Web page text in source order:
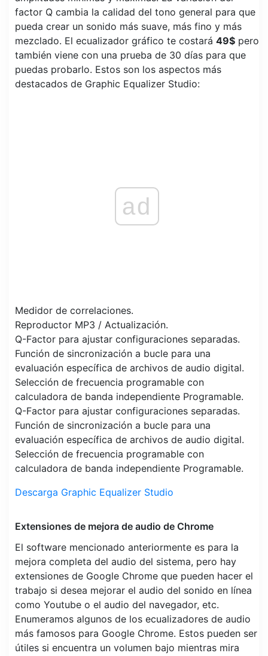
factor Q cambia la calidad del tono general para que
pueda crear un sonido más suave, más fino y más
mezclado. El ecualizador gráfico te costará 49$ pero
también viene con una prueba de 30 días para que
puedas probarlo. Estos son los aspectos más
destacados de Graphic Equalizer Studio:
ad
Medidor de correlaciones.
Reproductor MP3 / Actualización.
Q-Factor para ajustar configuraciones separadas.
Función de sincronización a bucle para una
evaluación específica de archivos de audio digital.
Selección de frecuencia programable con
calculadora de banda independiente Programable.
Q-Factor para ajustar configuraciones separadas.
Función de sincronización a bucle para una
evaluación específica de archivos de audio digital.
Selección de frecuencia programable con
calculadora de banda independiente Programable.
Descarga Graphic Equalizer Studio
Extensiones de mejora de audio de Chrome
El software mencionado anteriormente es para la
mejora completa del audio del sistema, pero hay
extensiones de Google Chrome que pueden hacer el
trabajo si desea mejorar el audio del sonido en línea
como Youtube o el audio del navegador, etc.
Enumeramos algunos de los ecualizadores de audio
más famosos para Google Chrome. Estos pueden ser
útiles si encuentra un volumen bajo mientras mira